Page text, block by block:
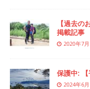
【過去
掲載記事
2020年7
保護中:
2024年6